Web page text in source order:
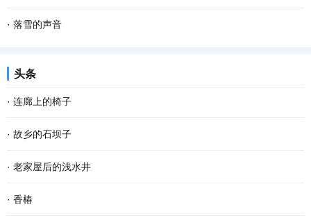
童的画笔 为世界增添了几笔浓浓的色彩 那火红...
世界 美丽的鲜花散发出芬芳 只为等你 给出一季的火红 你低头时的温
撑着一把花蓝伞 走在无人的街上 左手握着冷风，右手牵着寒雨 和孤
· 落雪的声音
头条
· 连廊上的椅子
在家具中我偏爱椅子。逢到一张看上去舒服又式样殊别的椅子，我便
想把它请入家中；若是幸遇一把古意盈然的老椅子就更想拥有；当然
这样的椅子已经不是用来坐的，而是摆放在那里...
· 故乡的石坝子
说起坝子，在云贵高原是土壤肥沃、灌溉便利的平原地带。在江津，
坝子即晒坝，就是专门晒粮食的场地，有用石灰或者水泥铺在泥地上
· 老家屋后的浅水井
每次回到山圪崂里的化庙老家，当我情不自禁地去看屋后那口井时，
· 香椿